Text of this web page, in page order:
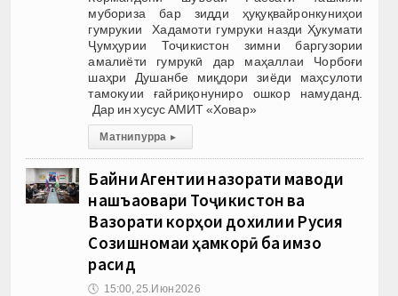
мубориза бар зидди ҳуқуқвайронкуниҳои
гумрукии Хадамоти гумруки назди Ҳукумати
Ҷумҳурии Тоҷикистон зимни баргузории
амалиёти гумрукӣ дар маҳаллаи Чорбоғи
шаҳри Душанбе миқдори зиёди маҳсулоти
тамокуии ғайриқонуниро ошкор намуданд.
Дар ин хусус АМИТ «Ховар»
Матни пурра ▸
Байни Агентии назорати маводи
нашъаовари Тоҷикистон ва
Вазорати корҳои дохилии Русия
Созишномаи ҳамкорӣ ба имзо
расид
🕔 15:00, 25.Июн 2026